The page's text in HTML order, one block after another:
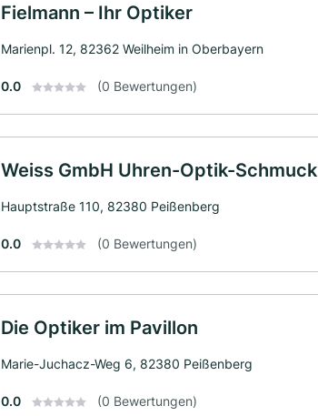
Fielmann – Ihr Optiker
Marienpl. 12, 82362 Weilheim in Oberbayern
0.0 (0 Bewertungen)
Weiss GmbH Uhren-Optik-Schmuck
Hauptstraße 110, 82380 Peißenberg
0.0 (0 Bewertungen)
Die Optiker im Pavillon
Marie-Juchacz-Weg 6, 82380 Peißenberg
0.0 (0 Bewertungen)